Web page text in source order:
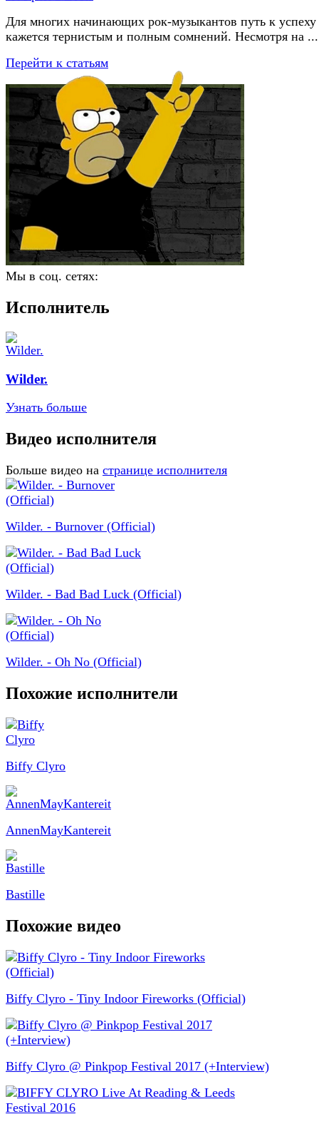
Для многих начинающих рок-музыкантов путь к успеху
кажется тернистым и полным сомнений. Несмотря на ...
Перейти к статьям
Мы в соц. сетях:
Исполнитель
Wilder.
Узнать больше
Видео исполнителя
Больше видео на странице исполнителя
Wilder. - Burnover (Official)
Wilder. - Bad Bad Luck (Official)
Wilder. - Oh No (Official)
Похожие исполнители
Biffy Clyro
AnnenMayKantereit
Bastille
Похожие видео
Biffy Clyro - Tiny Indoor Fireworks (Official)
Biffy Clyro @ Pinkpop Festival 2017 (+Interview)